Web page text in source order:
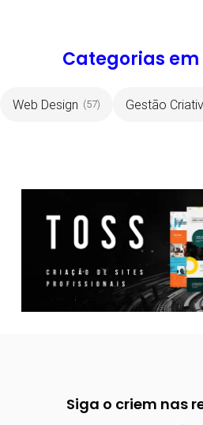
Categorias
Web Design (57) Gestão
Siga o criem nas